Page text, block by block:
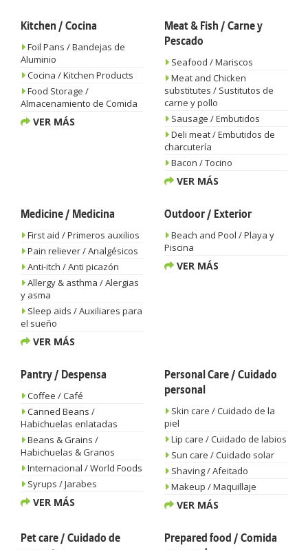
Kitchen / Cocina
Foil Pans / Bandejas de
Aluminio
Cocina / Kitchen Products
Food Storage /
Almacenamiento de Comida
VER MÁS
Meat & Fish / Carne y
Pescado
Seafood / Mariscos
Meat and Chicken
substitutes / Sustitutos de
carne y pollo
Sausage / Embutidos
Deli meat / Embutidos de
charcutería
Bacon / Tocino
VER MÁS
Medicine / Medicina
First aid / Primeros auxilios
Pain reliever / Analgésicos
Anti-itch / Anti picazón
Allergy & asthma / Alergias
y asma
Sleep aids / Auxiliares para
el sueño
VER MÁS
Outdoor / Exterior
Beach and Pool / Playa y
Piscina
VER MÁS
Pantry / Despensa
Coffee / Café
Canned Beans /
Habichuelas enlatadas
Beans & Grains /
Habichuelas & Granos
Internacional / World Foods
Syrups / Jarabes
VER MÁS
Personal Care / Cuidado
personal
Skin care / Cuidado de la
piel
Lip care / Cuidado de labios
Sun care / Cuidado solar
Shaving / Afeitado
Makeup / Maquillaje
VER MÁS
Pet care / Cuidado de
Prepared food / Comida